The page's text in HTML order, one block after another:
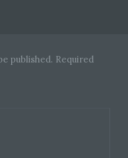
published. Required